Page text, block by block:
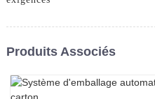
Produits Associés